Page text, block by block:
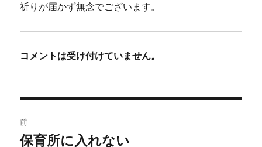
祈りが届かず無念でございます。
コメントは受け付けていません。
稿
前
前
保育所に入れない